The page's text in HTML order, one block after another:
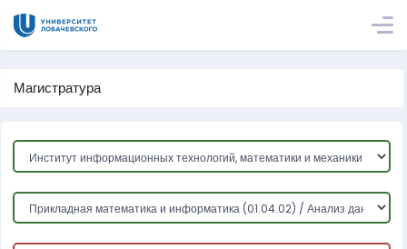
Магистратура